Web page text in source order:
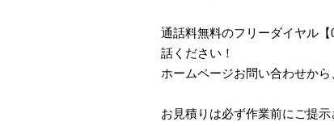
通話料無料のフリーダイヤル
話ください！
ホームページお問い合わせか
お見積りは必ず作業前にご提